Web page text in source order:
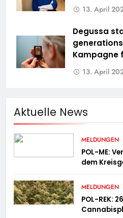
13. April
Degussa
Kampagne
13. April
Aktuelle News
MELDUNGEN
POL-ME:
dem
MELDUNGEN
POL-REK: